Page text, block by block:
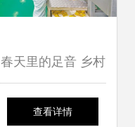
春天里的足音 乡村
振兴的足迹与希望
查看详情